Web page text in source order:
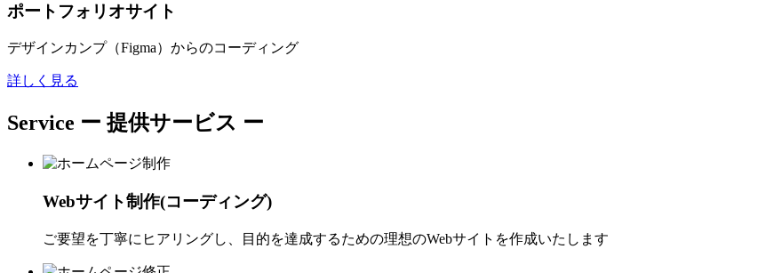
ポートフォリオサイト
デザインカンプ（Figma）からのコーディング
詳しく見る
Service ー 提供サービス ー
Webサイト制作(コーディング)
ご要望を丁寧にヒアリングし、目的を達成するための理想のWebサイトを作成いたします